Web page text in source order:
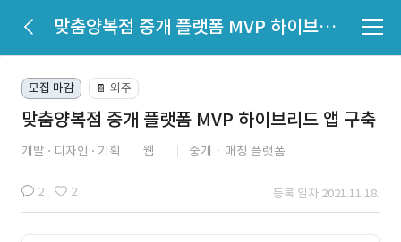
맞춤양복점 중개 플랫폼 MVP 하이브리드 앱 구축
모집 마감 📔 외주
맞춤양복점 중개 플랫폼 MVP 하이브리드 앱 구축
개발 디자인 기획 웹 중개ㆍ매칭 플랫폼
2 2 등록 일자 2021.11.18.